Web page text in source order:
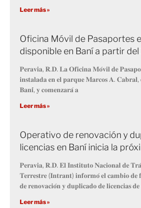
Leer más »
Oficina Móvil de Pasaportes
disponible en Baní a partir del
𝐏𝐞𝐫𝐚𝐯𝐢𝐚, 𝐑.𝐃. 𝐋𝐚 𝐎𝐟𝐢𝐜𝐢𝐧𝐚 𝐌𝐨́𝐯𝐢𝐥 𝐝𝐞
𝐢𝐧𝐬𝐭𝐚𝐥𝐚𝐝𝐚 𝐞𝐧 𝐞𝐥 𝐩𝐚𝐫𝐪𝐮𝐞 𝐌𝐚𝐫𝐜𝐨𝐬 𝐀. 𝐂𝐚𝐛𝐫𝐚𝐥,
𝐁𝐚𝐧𝐢́, 𝐲 𝐜𝐨𝐦𝐞𝐧𝐳𝐚𝐫𝐚́ 𝐚
Leer más »
Operativo de renovación y
licencias en Baní inicia la
𝐏𝐞𝐫𝐚𝐯𝐢𝐚, 𝐑.𝐃. 𝐄𝐥 𝐈𝐧𝐬𝐭𝐢𝐭𝐮𝐭𝐨 𝐍𝐚𝐜𝐢𝐨𝐧𝐚𝐥 𝐝𝐞
𝐓𝐞𝐫𝐫𝐞𝐬𝐭𝐫𝐞 (𝐈𝐧𝐭𝐫𝐚𝐧𝐭) 𝐢𝐧𝐟𝐨𝐫𝐦𝐨́ 𝐞𝐥 𝐜𝐚𝐦𝐛𝐢𝐨 𝐝𝐞
𝐝𝐞 𝐫𝐞𝐧𝐨𝐯𝐚𝐜𝐢𝐨́𝐧 𝐲 𝐝𝐮𝐩𝐥𝐢𝐜𝐚𝐝𝐨 𝐝𝐞 𝐥𝐢𝐜𝐞𝐧𝐜𝐢𝐚𝐬 𝐝𝐞
Leer más »